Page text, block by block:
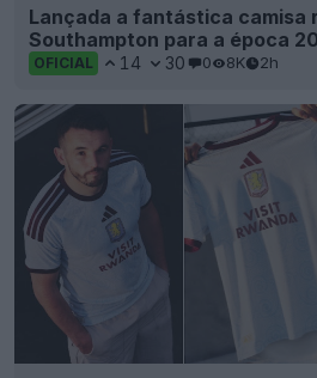
Lançada a fantástica camisa
Southampton para a época
OFICIAL 14 30 0 8K 2h